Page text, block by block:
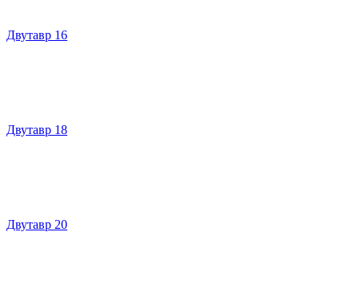
Двутавр 16
Двутавр 18
Двутавр 20